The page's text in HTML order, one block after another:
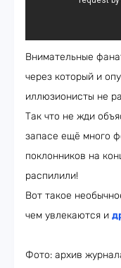
Внимательные
через который и
иллюзионисты не
Так что не жди
запасе ещё много
поклонников на
распилили!
Вот такое
чем увлекаются и
Фото: архив